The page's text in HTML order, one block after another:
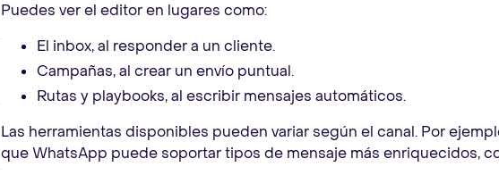
Puedes ver el editor en lugares como:
El inbox, al responder a un cliente.
Campañas, al crear un envío puntual.
Rutas y playbooks, al escribir mensajes automáticos.
Las herramientas disponibles pueden variar según el canal. Por
que WhatsApp puede soportar tipos de mensaje más enriquecidos,